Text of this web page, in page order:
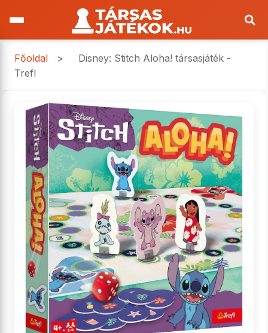
Főoldal >
Disney: Stitch Aloha! társasjáték -
Trefl